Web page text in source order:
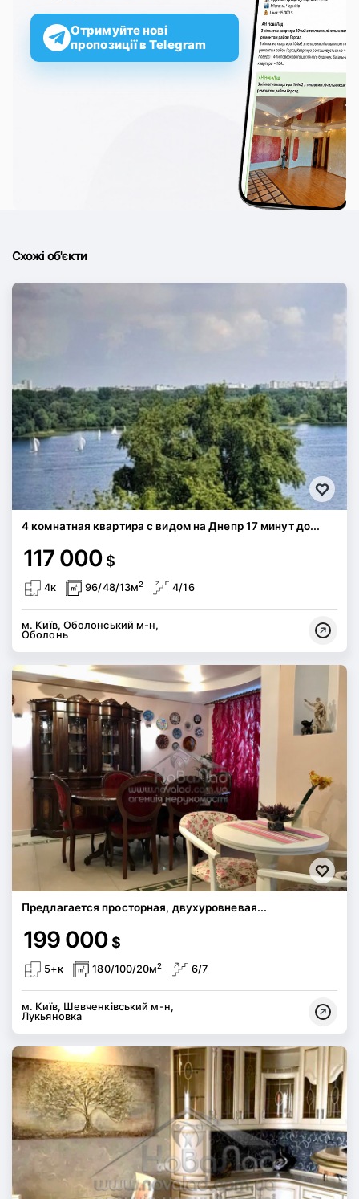
Отримуйте нові
пропозиції в Telegram
Схожі об'єкти
4 комнатная квартира с видом на Днепр 17 минут до...
117 000 $
4к 96/48/13м2 4/16
м. Київ, Оболонський м-н,
Оболонь
Предлагается просторная, двухуровневая...
199 000 $
5+к 180/100/20м2 6/7
м. Київ, Шевченківський м-н,
Лукьяновка